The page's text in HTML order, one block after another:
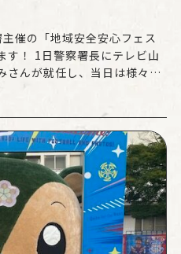
催の「地域安全安心フェス
す！ 1日警察署長にテレビ山
さんが就任し、当日は様々な
しめるイベント盛り […]